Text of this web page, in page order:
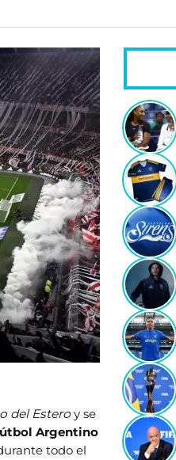
del Estero y se
Argentino
todo el